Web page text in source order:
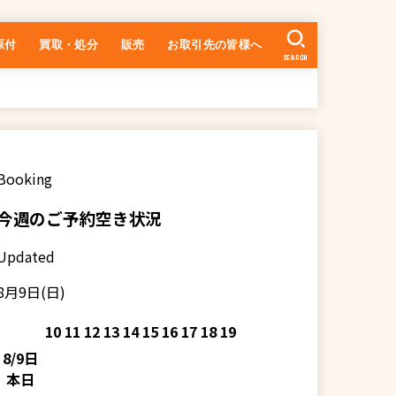
付 買取・処分 販売 お取引先の皆様へ
SEARCH